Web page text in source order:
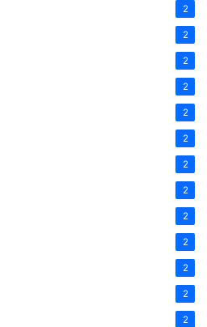
2
2
2
2
2
2
2
2
2
2
2
2
2